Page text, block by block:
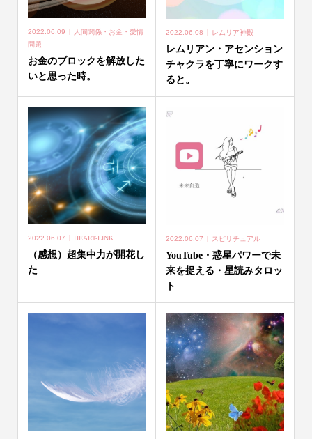
2022.06.09
人間関係・お金・愛情
問題
お金のブロックを解放した
いと思った時。
2022.06.08 レムリア神殿
レムリアン・アセンション
チャクラを丁寧にワークす
ると。
2022.06.07 HEART-LINK
（感想）超集中力が開花し
た
2022.06.07 スピリチュアル
YouTube・惑星パワーで未
来を捉える・星読みタロッ
ト